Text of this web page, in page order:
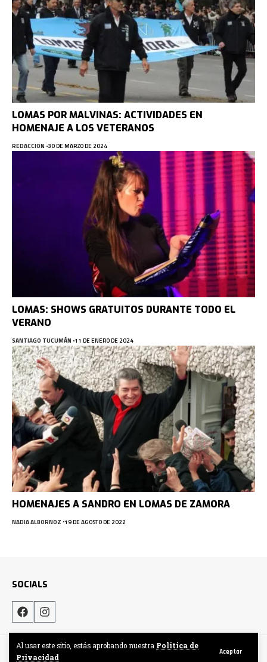
Al usar este sitio, estás aprobando nuestra Politica de
Privacidad
Aceptar
LOMAS POR MALVINAS: ACTIVIDADES EN
HOMENAJE A LOS VETERANOS
REDACCION 30 DE MARZO DE 2024
LOMAS: SHOWS GRATUITOS DURANTE TODO EL
VERANO
SANTIAGO TUCUMÁN 11 DE ENERO DE 2024
HOMENAJES A SANDRO EN LOMAS DE ZAMORA
NADIA ALBORNOZ 19 DE AGOSTO DE 2022
SOCIALS
Hecho por DigitalCrew